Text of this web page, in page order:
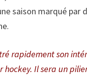
saison marqué par
rapidement son
hockey. Il sera un